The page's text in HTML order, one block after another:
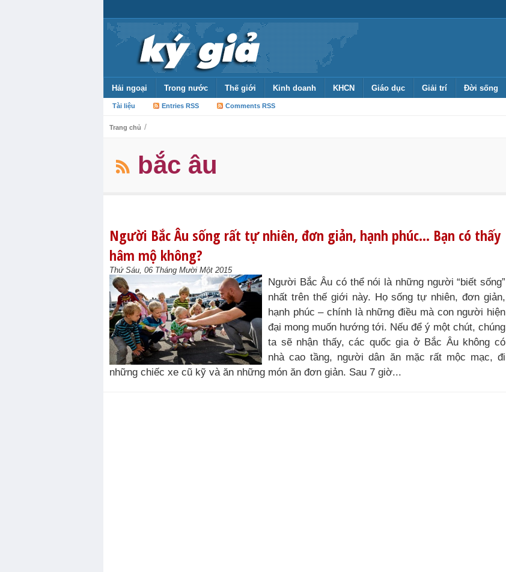
Hải ngoại Trong nước Thế giới Kinh doanh KHCN Giáo dục Giải trí Đời sống
Tài liệu Entries RSS Comments RSS
Trang chủ /
bắc âu
Người Bắc Âu sống rất tự nhiên, đơn giản, hạnh phúc… Bạn có thấy
hâm mộ không?
Thứ Sáu, 06 Tháng Mười Một 2015
Người Bắc Âu có thể nói là những người “biết sống”
nhất trên thế giới này. Họ sống tự nhiên, đơn giản,
hạnh phúc – chính là những điều mà con người hiện
đại mong muốn hướng tới. Nếu để ý một chút, chúng
ta sẽ nhận thấy, các quốc gia ở Bắc Âu không có
nhà cao tầng, người dân ăn mặc rất mộc mạc, đi
những chiếc xe cũ kỹ và ăn những món ăn đơn giản. Sau 7 giờ...